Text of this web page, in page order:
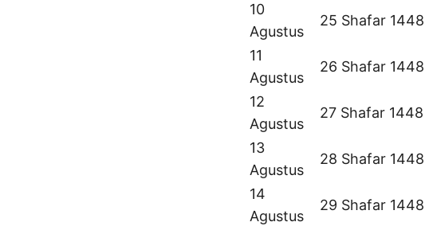
10
Agustus
25 Shafar 1448
11
Agustus
26 Shafar 1448
12
Agustus
27 Shafar 1448
13
Agustus
28 Shafar 1448
14
Agustus
29 Shafar 1448